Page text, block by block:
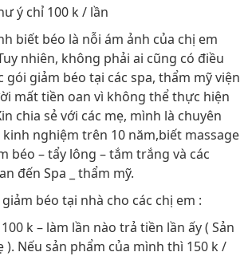
ý chỉ 100 k / lần
biết béo là nỗi ám ảnh của chị em
nhiên, không phải ai cũng có điều
gói giảm béo tại các spa, thẩm mỹ viện
mất tiền oan vì không thể thực hiện
chia sẻ với các mẹ, mình là chuyên
nghiệm trên 10 năm,biết massage
béo – tẩy lông – tắm trắng và các
đến Spa _ thẩm mỹ.
béo tại nhà cho các chị em :
k – làm lần nào trả tiền lần ấy ( Sản
). Nếu sản phẩm của mình thì 150 k /